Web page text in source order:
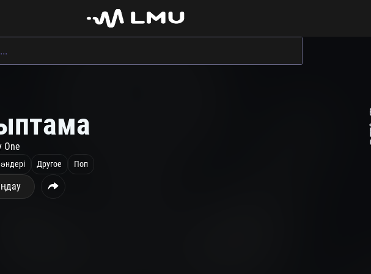
One
Другое Поп